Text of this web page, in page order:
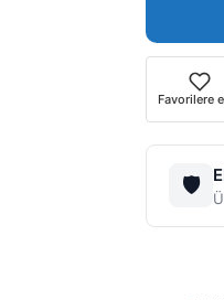
Favorilere
🛡️